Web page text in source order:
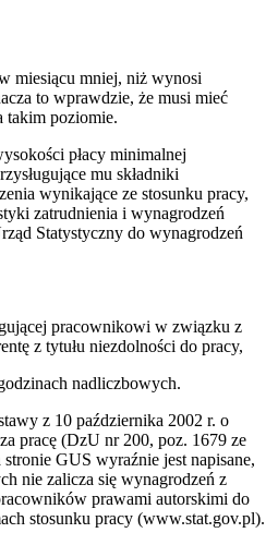
miesiącu mniej, niż wynosi
to wprawdzie, że musi mieć
takim poziomie.
płacy minimalnej
mu składniki
wynikające ze stosunku pracy,
zatrudnienia i wynagrodzeń
Statystyczny do wynagrodzeń
pracownikowi w związku z
z tytułu niezdolności do pracy,
nadliczbowych.
z 10 października 2002 r. o
pracę (DzU nr 200, poz. 1679 ze
GUS wyraźnie jest napisane,
nie zalicza się wynagrodzeń z
prawami autorskimi do
stosunku pracy (www.stat.gov.pl).